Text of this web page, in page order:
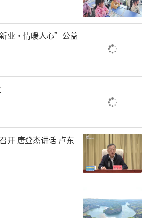
专项治理，推进信访工作法治
源头治理，全力做好防风
定、促发展各项工作，坚决
稳定。
其他事项。
责任编辑：李梓涵
业·情暖人心”公益
开 唐登杰讲话 卢东